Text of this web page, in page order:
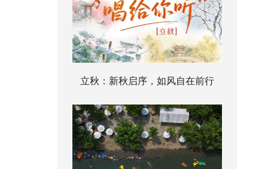
立秋：新秋启序，如风自在前行